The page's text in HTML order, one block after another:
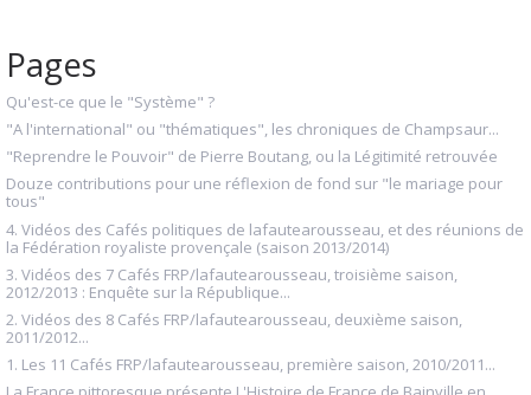
Pages
Qu'est-ce que le "Système" ?
"A l'international" ou "thématiques", les chroniques de Champsaur...
"Reprendre le Pouvoir" de Pierre Boutang, ou la Légitimité retrouvée
Douze contributions pour une réflexion de fond sur "le mariage pour
tous"
4. Vidéos des Cafés politiques de lafautearousseau, et des réunions de
la Fédération royaliste provençale (saison 2013/2014)
3. Vidéos des 7 Cafés FRP/lafautearousseau, troisième saison,
2012/2013 : Enquête sur la République...
2. Vidéos des 8 Cafés FRP/lafautearousseau, deuxième saison,
2011/2012...
1. Les 11 Cafés FRP/lafautearousseau, première saison, 2010/2011...